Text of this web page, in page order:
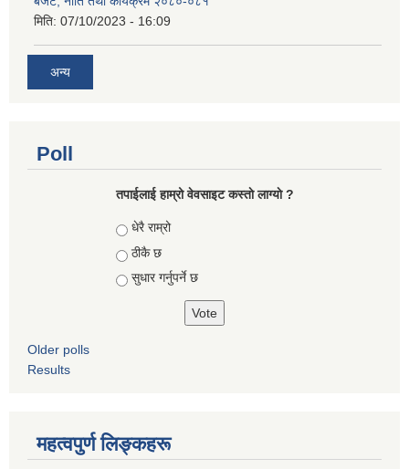
मिति: 07/10/2023 - 16:09
अन्य
Poll
तपाईलाई हाम्रो वेवसाइट कस्ताे लाग्याे ?
Choices
धेरै राम्रो
ठीकै छ
सुधार गर्नुपर्ने छ
Older polls
Results
महत्वपुर्ण लिङ्कहरू